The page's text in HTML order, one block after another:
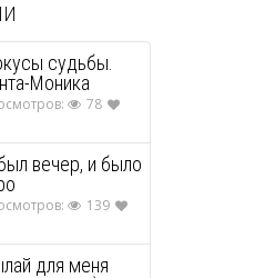
судьбы.
Моника
78
вечер, и было
139
для меня